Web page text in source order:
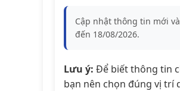
Cập nhật thông tin mới
đến 18/08/2026.
Lưu ý: Để biết thông tin
bạn nên chọn đúng vị trí